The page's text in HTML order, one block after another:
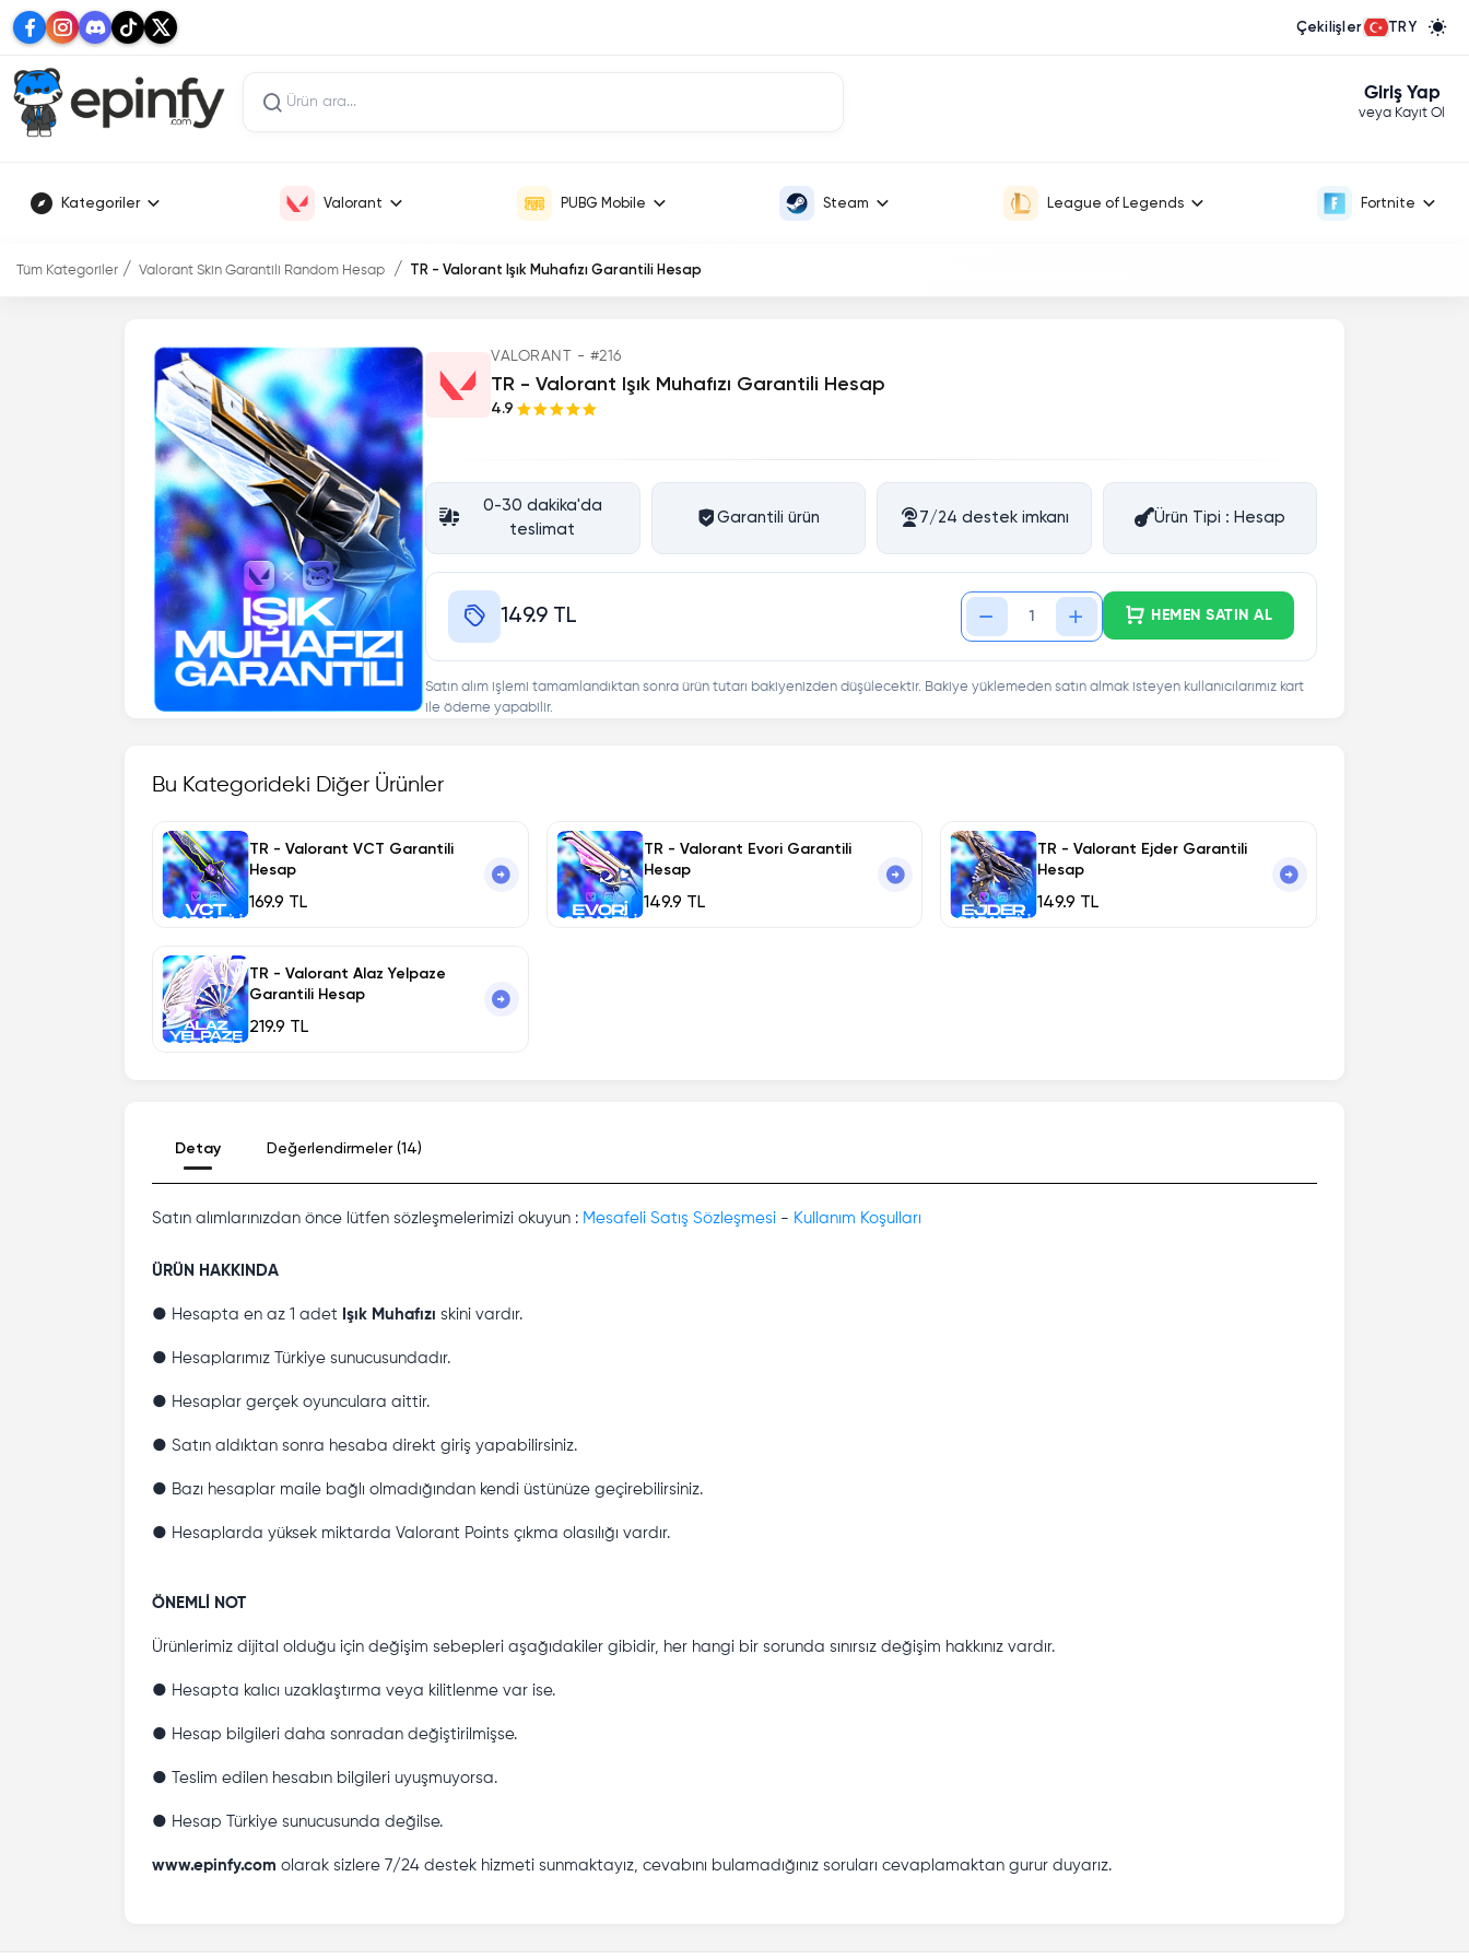
Çekilişler TRY
Giriş Yap
veya Kayıt Ol
Kategoriler Valorant PUBG Mobile Steam League of Legends Fortnite
Tüm Kategoriler Valorant Skin Garantili Random Hesap TR - Valorant Işık Muhafızı Garantili Hesap
VALORANT - #216
TR - Valorant Işık Muhafızı Garantili Hesap
4.9
0-30 dakika'da
teslimat
Garantili ürün 7/24 destek imkanı Ürün Tipi : Hesap
149.9 TL HEMEN SATIN AL
Satın alım işlemi tamamlandıktan sonra ürün tutarı bakiyenizden düşülecektir. Bakiye yüklemeden satın almak isteyen kullanıcılarımız kart
ile ödeme yapabilir.
Bu Kategorideki Diğer Ürünler
TR - Valorant VCT Garantili
Hesap
169.9 TL
TR - Valorant Evori Garantili
Hesap
149.9 TL
TR - Valorant Ejder Garantili
Hesap
149.9 TL
TR - Valorant Alaz Yelpaze
Garantili Hesap
219.9 TL
Detay Değerlendirmeler (14)
Satın alımlarınızdan önce lütfen sözleşmelerimizi okuyun : Mesafeli Satış Sözleşmesi - Kullanım Koşulları
ÜRÜN HAKKINDA
● Hesapta en az 1 adet Işık Muhafızı skini vardır.
● Hesaplarımız Türkiye sunucusundadır.
● Hesaplar gerçek oyunculara aittir.
● Satın aldıktan sonra hesaba direkt giriş yapabilirsiniz.
● Bazı hesaplar maile bağlı olmadığından kendi üstünüze geçirebilirsiniz.
● Hesaplarda yüksek miktarda Valorant Points çıkma olasılığı vardır.
ÖNEMLİ NOT
Ürünlerimiz dijital olduğu için değişim sebepleri aşağıdakiler gibidir, her hangi bir sorunda sınırsız değişim hakkınız vardır.
● Hesapta kalıcı uzaklaştırma veya kilitlenme var ise.
● Hesap bilgileri daha sonradan değiştirilmişse.
● Teslim edilen hesabın bilgileri uyuşmuyorsa.
● Hesap Türkiye sunucusunda değilse.
www.epinfy.com olarak sizlere 7/24 destek hizmeti sunmaktayız, cevabını bulamadığınız soruları cevaplamaktan gurur duyarız.